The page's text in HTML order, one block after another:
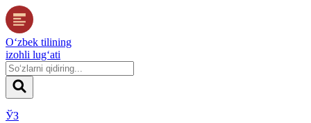
O‘zbek tilining
izohli lug‘ati
ЎЗ